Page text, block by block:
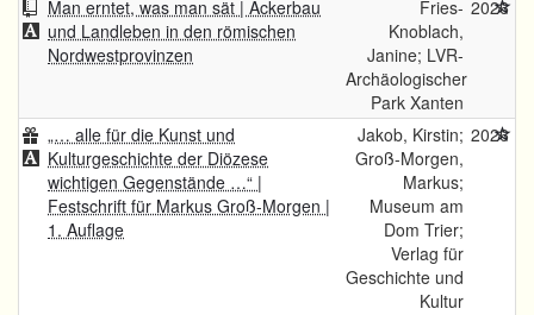
Man erntet, was man sät | Ackerbau
und Landleben in den römischen
Nordwestprovinzen
Fries-
Knoblach,
Janine; LVR-
Archäologischer
Park Xanten
2026
„… alle für die Kunst und
Kulturgeschichte der Diözese
wichtigen Gegenstände …“ |
Festschrift für Markus Groß-Morgen |
1. Auflage
Jakob, Kirstin;
Groß-Morgen,
Markus;
Museum am
Dom Trier;
Verlag für
Geschichte und
Kultur
2026